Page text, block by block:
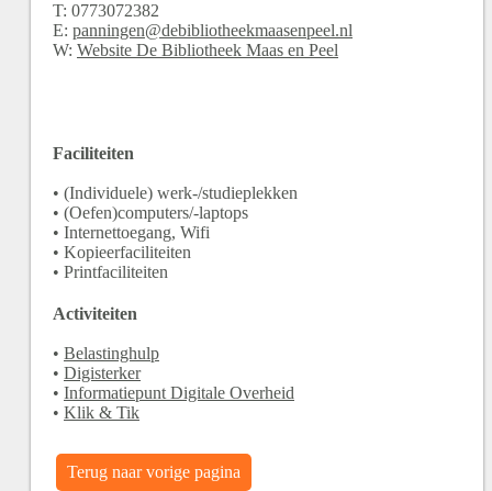
T: 0773072382
E: panningen@debibliotheekmaasenpeel.nl
W: Website De Bibliotheek Maas en Peel
Faciliteiten
• (Individuele) werk-/studieplekken
• (Oefen)computers/-laptops
• Internettoegang, Wifi
• Kopieerfaciliteiten
• Printfaciliteiten
Activiteiten
• Belastinghulp
• Digisterker
• Informatiepunt Digitale Overheid
• Klik & Tik
Terug naar vorige pagina